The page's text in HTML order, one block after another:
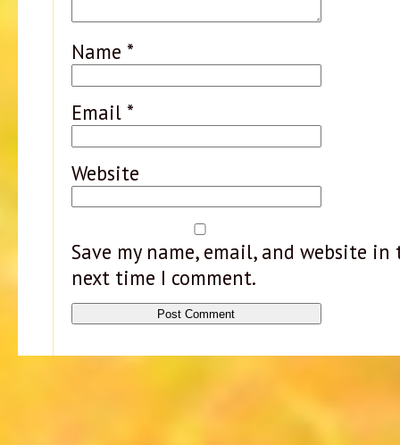
Name *
Email *
Website
Save my name, email, and website
next time I comment.